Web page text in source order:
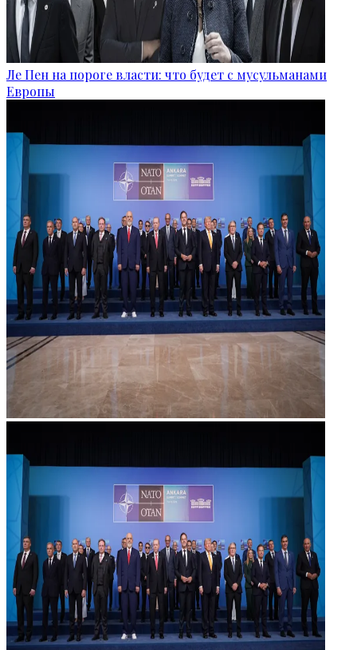
Ле Пен на пороге власти: что будет с мусульманами
Европы